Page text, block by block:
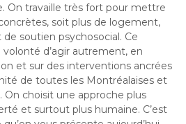
On travaille très fort pour mettre
soit plus de logement,
soutien psychosocial. Ce
d’agir autrement, en
et sur des interventions ancrées
de toutes les Montréalaises et
On choisit une approche plus
et surtout plus humaine. C’est